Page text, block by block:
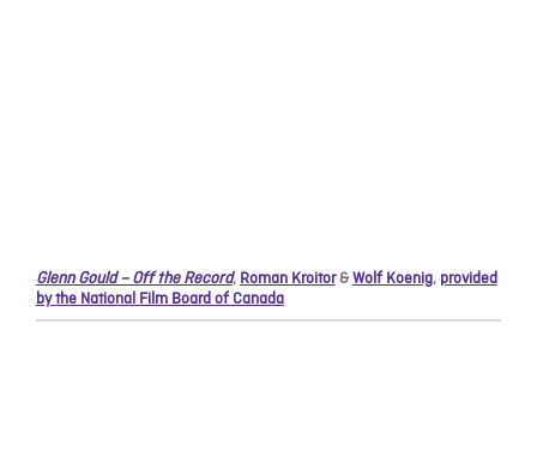
Glenn Gould – Off the Record, Roman Kroitor&Wolf Koenig, provided
by the National Film Board of Canada